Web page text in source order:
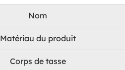
Nom
Matériau du produit
Corps de tasse